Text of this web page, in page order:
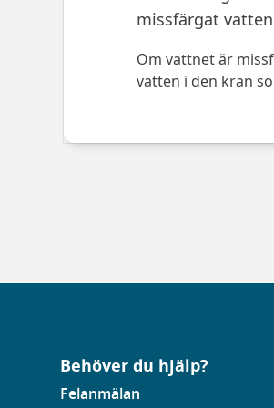
missfärgat
Om vattnet är
vatten i den kran
Behöver du hjälp?
Felanmälan